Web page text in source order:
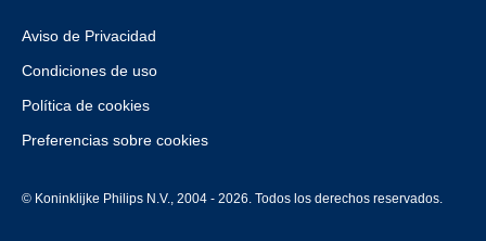
Aviso de Privacidad
Condiciones de uso
Política de cookies
Preferencias sobre cookies
© Koninklijke Philips N.V., 2004 - 2026. Todos los derechos reservados.